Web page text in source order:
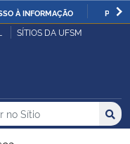
À INFORMAÇÃO
SÍTIOS DA UFSM
no no Sítio